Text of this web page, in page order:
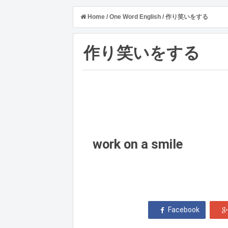
Home / One Word English / 作り笑いをする
作り笑いをする
work on a smile
Facebook